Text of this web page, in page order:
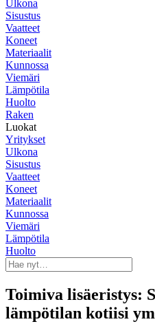
Ulkona
Sisustus
Vaatteet
Koneet
Materiaalit
Kunnossa
Viemäri
Lämpötila
Huolto
Raken
Luokat
Yritykset
Ulkona
Sisustus
Vaatteet
Koneet
Materiaalit
Kunnossa
Viemäri
Lämpötila
Huolto
Toimiva lisäeristys:
lämpötilan kotiisi